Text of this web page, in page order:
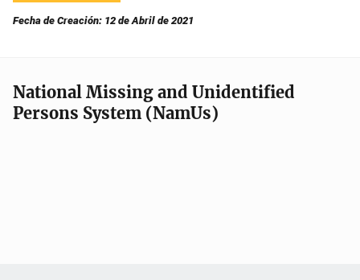
Fecha de Creación: 12 de Abril de 2021
National Missing and Unidentified
Persons System (NamUs)